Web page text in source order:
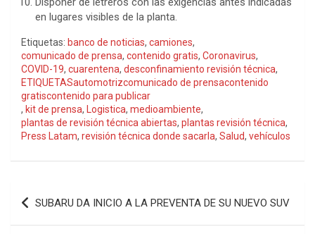
en lugares visibles de la planta.
Etiquetas: banco de noticias, camiones,
comunicado de prensa, contenido gratis, Coronavirus,
COVID-19, cuarentena, desconfinamiento revisión técnica,
ETIQUETASautomotrizcomunicado de prensacontenido
gratiscontenido para publicar
, kit de prensa, Logistica, medioambiente,
plantas de revisión técnica abiertas, plantas revisión técnica,
Press Latam, revisión técnica donde sacarla, Salud, vehículos
Navegación
de
SUBARU DA INICIO A LA PREVENTA DE SU NUEVO SUV